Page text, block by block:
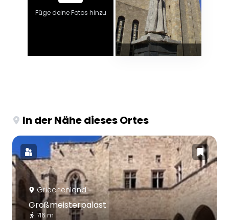
Füge deine Fotos hinzu
In der Nähe dieses Ortes
Griechenland
Großmeisterpalast
716 m